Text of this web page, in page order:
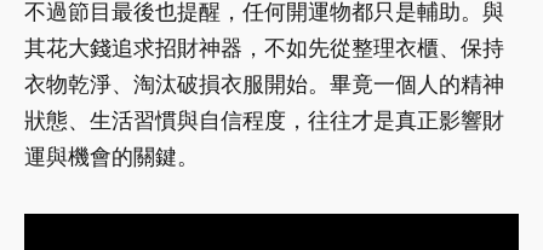
不過節目最後也提醒，任何開運物都只是輔助。與
其花大錢追求招財神器，不如先從整理衣櫃、保持
衣物乾淨、淘汰破損衣服開始。畢竟一個人的精神
狀態、生活習慣與自信程度，往往才是真正影響財
運與機會的關鍵。